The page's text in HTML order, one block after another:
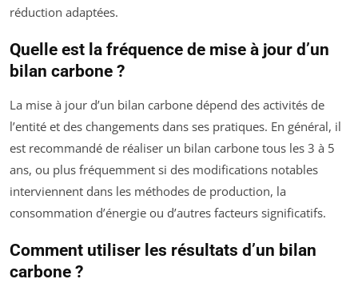
réduction adaptées.
Quelle est la fréquence de mise à jour d’un
bilan carbone ?
La mise à jour d’un bilan carbone dépend des activités de
l’entité et des changements dans ses pratiques. En général, il
est recommandé de réaliser un bilan carbone tous les 3 à 5
ans, ou plus fréquemment si des modifications notables
interviennent dans les méthodes de production, la
consommation d’énergie ou d’autres facteurs significatifs.
Comment utiliser les résultats d’un bilan
carbone ?